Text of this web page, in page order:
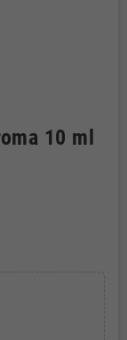
10 ml